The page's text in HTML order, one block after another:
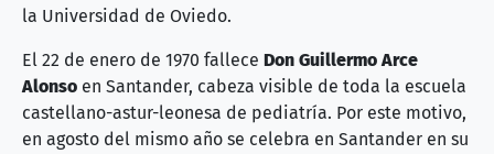
la Universidad de Oviedo.
El 22 de enero de 1970 fallece Don Guillermo Arce
Alonso en Santander, cabeza visible de toda la escuela
castellano-astur-leonesa de pediatría. Por este motivo,
en agosto del mismo año se celebra en Santander en su